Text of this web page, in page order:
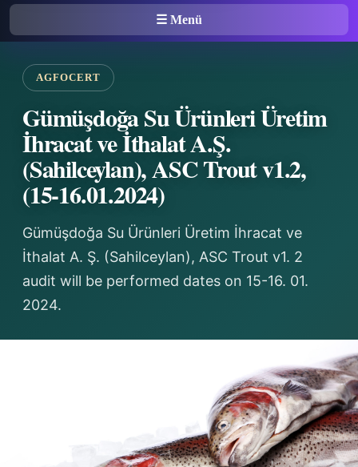
☰ Menü
AGFOCERT
Gümüşdoğa Su Ürünleri Üretim
İhracat ve İthalat A.Ş.
(Sahilceylan), ASC Trout v1.2,
(15-16.01.2024)
Gümüşdoğa Su Ürünleri Üretim İhracat ve
İthalat A. Ş. (Sahilceylan), ASC Trout v1. 2
audit will be performed dates on 15-16. 01.
2024.